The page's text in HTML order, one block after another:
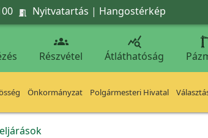
 Nyitvatartás | Hangostérkép

Részvétel

Átláthatóság
Önkormányzat Polgármesteri Hivatal